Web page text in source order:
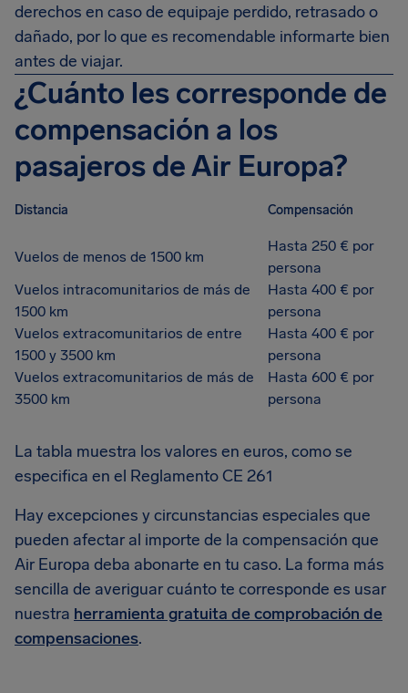
derechos en caso de equipaje perdido, retrasado o
dañado, por lo que es recomendable informarte bien
antes de viajar.
¿Cuánto les corresponde de
compensación a los
pasajeros de Air Europa?
Distancia Compensación
Vuelos de menos de 1500 km
Hasta 250 € por
persona
Vuelos intracomunitarios de más de
1500 km
Hasta 400 € por
persona
Vuelos extracomunitarios de entre
1500 y 3500 km
Hasta 400 € por
persona
Vuelos extracomunitarios de más de
3500 km
Hasta 600 € por
persona
La tabla muestra los valores en euros, como se
especifica en el Reglamento CE 261
Hay excepciones y circunstancias especiales que
pueden afectar al importe de la compensación que
Air Europa deba abonarte en tu caso. La forma más
sencilla de averiguar cuánto te corresponde es usar
nuestra herramienta gratuita de comprobación de
compensaciones.